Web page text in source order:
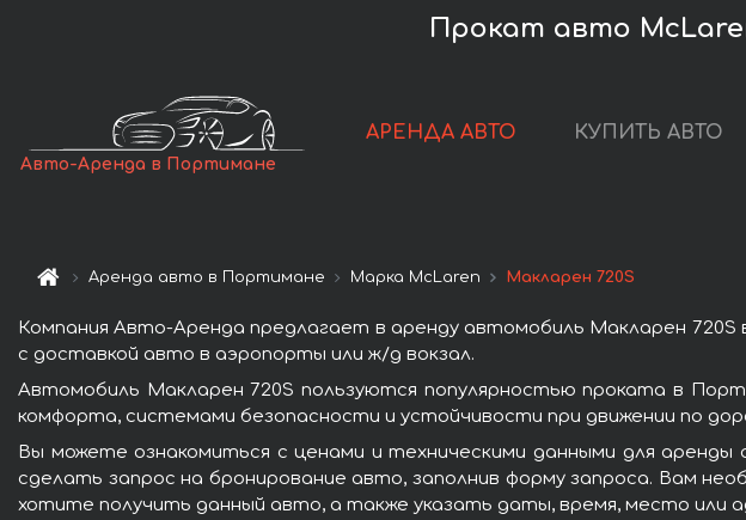
Прокат авто
Авто-Аренда в Портимане
АРЕНДА АВТО КУПИТЬ АВТО
Аренда авто в Портимане Марка McLaren Макларен 720S
Компания Авто-Аренда предлагает в аренду автомобиль Макларен
с доставкой авто в аэропорты или ж/д вокзал.
Автомобиль Макларен 720S пользуются популярностью проката в
комфорта, системами безопасности и устойчивости при движении по
Вы можете ознакомиться с ценами и техническими данными для
сделать запрос на бронирование авто, заполнив форму запроса. Вам
хотите получить данный авто, а также указать даты, время, место или